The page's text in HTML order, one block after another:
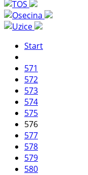
Start
571
572
573
574
575
576
577
578
579
580